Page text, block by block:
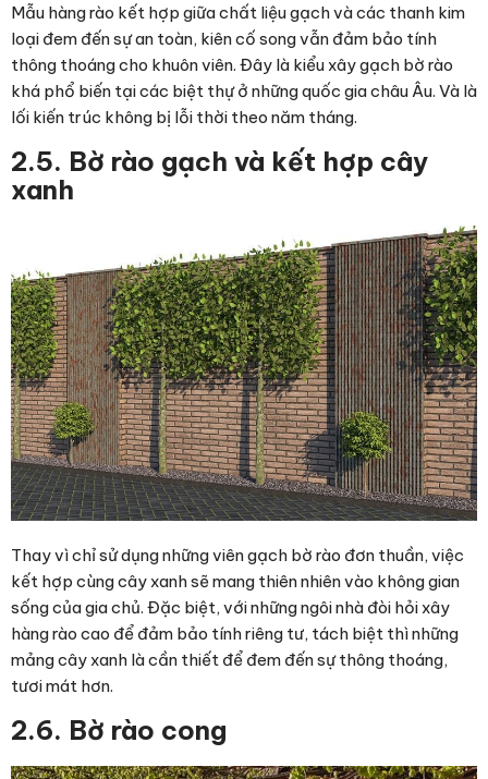
Mẫu hàng rào kết hợp giữa chất liệu gạch và các thanh kim
loại đem đến sự an toàn, kiên cố song vẫn đảm bảo tính
thông thoáng cho khuôn viên. Đây là kiểuxây gạch bờ rào
khá phổ biến tại các biệt thự ở những quốc gia châu Âu. Và là
lối kiến trúc không bị lỗi thời theo năm tháng.
2.5. Bờ rào gạch và kết hợp cây
xanh
Thay vì chỉ sử dụng những viêngạch bờ rào đơn thuần, việc
kết hợp cùng cây xanh sẽ mang thiên nhiên vào không gian
sống của gia chủ. Đặc biệt, với những ngôi nhà đòi hỏi xây
hàng rào cao để đảm bảo tính riêng tư, tách biệt thì những
mảng cây xanh là cần thiết để đem đến sự thông thoáng,
tươi mát hơn.
2.6. Bờ rào cong